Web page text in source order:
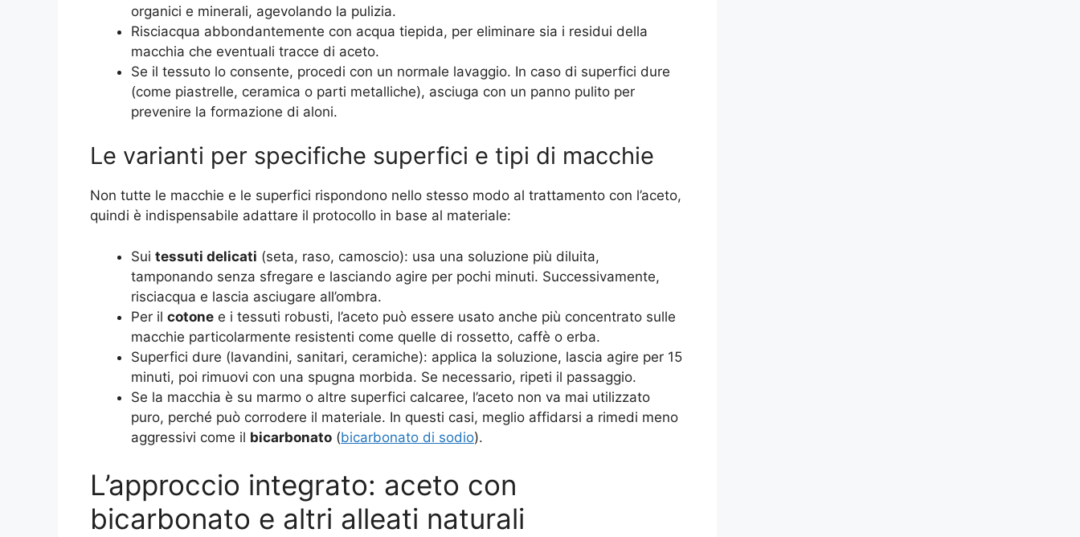
organici e minerali, agevolando la pulizia.
Risciacqua abbondantemente con acqua tiepida, per eliminare sia i residui della
macchia che eventuali tracce di aceto.
Se il tessuto lo consente, procedi con un normale lavaggio. In caso di superfici dure
(come piastrelle, ceramica o parti metalliche), asciuga con un panno pulito per
prevenire la formazione di aloni.
Le varianti per specifiche superfici e tipi di macchie
Non tutte le macchie e le superfici rispondono nello stesso modo al trattamento con l’aceto,
quindi è indispensabile adattare il protocollo in base al materiale:
Sui tessuti delicati (seta, raso, camoscio): usa una soluzione più diluita,
tamponando senza sfregare e lasciando agire per pochi minuti. Successivamente,
risciacqua e lascia asciugare all’ombra.
Per il cotone e i tessuti robusti, l’aceto può essere usato anche più concentrato sulle
macchie particolarmente resistenti come quelle di rossetto, caffè o erba.
Superfici dure (lavandini, sanitari, ceramiche): applica la soluzione, lascia agire per 15
minuti, poi rimuovi con una spugna morbida. Se necessario, ripeti il passaggio.
Se la macchia è su marmo o altre superfici calcaree, l’aceto non va mai utilizzato
puro, perché può corrodere il materiale. In questi casi, meglio affidarsi a rimedi meno
aggressivi come il bicarbonato (bicarbonato di sodio).
L’approccio integrato: aceto con
bicarbonato e altri alleati naturali